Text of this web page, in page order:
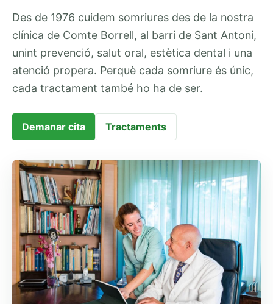
Des de 1976 cuidem somriures des de la nostra
clínica de Comte Borrell, al barri de Sant Antoni,
unint prevenció, salut oral, estètica dental i una
atenció propera. Perquè cada somriure és únic,
cada tractament també ho ha de ser.
Demanar cita Tractaments